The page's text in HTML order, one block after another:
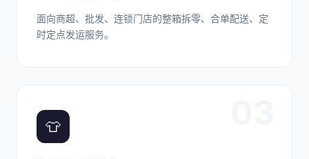
面向商超、批发、连锁门店的整箱拆零、合单配送、定
时定点发运服务。
👕